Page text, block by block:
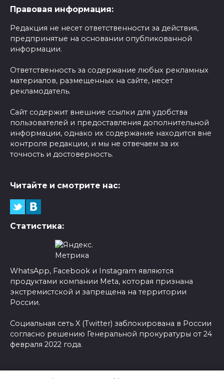
Правовая информация:
Редакция не несет ответственности за действия,
предпринятые на основании опубликованной
информации.
Ответственность за содержание любых рекламных
материалов, размещенных на сайте, несет
рекламодатель.
Сайт содержит внешние ссылки для удобства
пользователей и предоставления дополнительной
информации, однако их содержание находится вне
контроля редакции, и мы не отвечаем за их
точность и достоверность.
Читайте и смотрите нас:
Статистика:
WhatsApp, Facebook и Instagram являются
продуктами компании Meta, которая признана
экстремистской и запрещена на территории
России.
Социальная сеть X (Twitter) заблокирована в России
согласно решению Генеральной прокуратуры от 24
февраля 2022 года.